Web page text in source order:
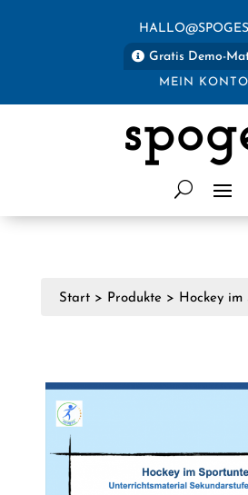
Gratis Demo-
MEIN KONTO
Start> Produkte > Hockey